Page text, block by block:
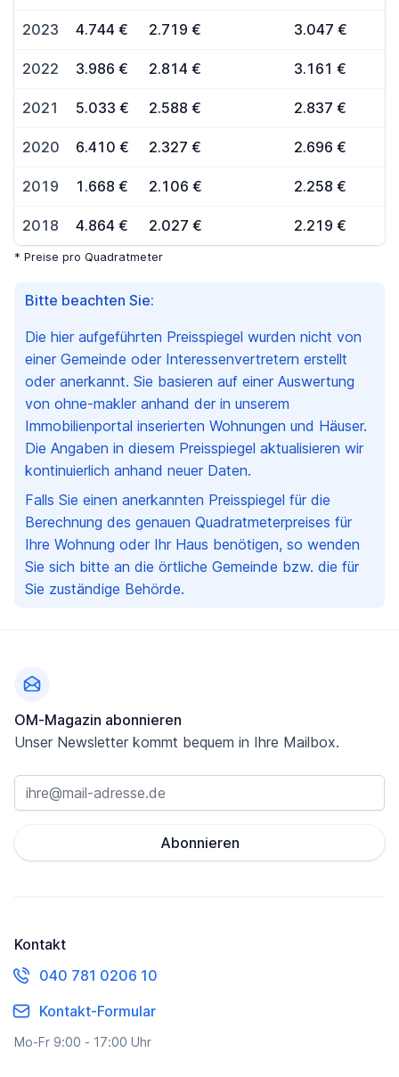
Bitte beachten Sie:
Die hier aufgeführten Preisspiegel wurden nicht von
einer Gemeinde oder Interessenvertretern erstellt
oder anerkannt. Sie basieren auf einer Auswertung
von ohne-makler anhand der in unserem
Immobilienportal inserierten Wohnungen und Häuser.
Die Angaben in diesem Preisspiegel aktualisieren wir
kontinuierlich anhand neuer Daten.
Falls Sie einen anerkannten Preisspiegel für die
Berechnung des genauen Quadratmeterpreises für
Ihre Wohnung oder Ihr Haus benötigen, so wenden
Sie sich bitte an die örtliche Gemeinde bzw. die für
Sie zuständige Behörde.
2023 4.744 € 2.719 € 3.047 €
2022 3.986 € 2.814 € 3.161 €
2021 5.033 € 2.588 € 2.837 €
2020 6.410 € 2.327 € 2.696 €
2019 1.668 € 2.106 € 2.258 €
2018 4.864 € 2.027 € 2.219 €
* Preise pro Quadratmeter
OM-Magazin abonnieren
Unser Newsletter kommt bequem in Ihre Mailbox.
Abonnieren
Kontakt
040 781 0206 10
Kontakt-Formular
Mo-Fr 9:00 - 17:00 Uhr